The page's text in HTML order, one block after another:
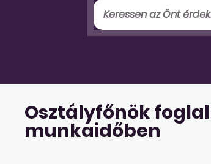
Osztályfőnök
munkaidőben